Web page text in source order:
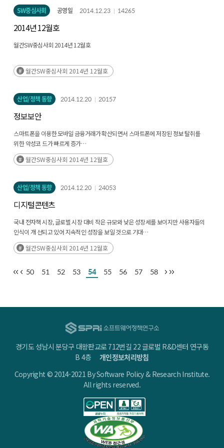
SW중심사회 공영일 2014.12.23 14265
2014년 12월호
월간SW중심사회 2014년 12월호
월간SW중심사회 2014년 12월호
산업/정책 동향 2014.12.20 20157
정보보안
스마트폰을 이용한 모바일 금융거래가 확산되면서 스마트폰에 저장된 정보 탈취를
위한 악성코 드가 빠르게 증가
특히, 사용자 비중이 높은 안드로이드 OS 사용자를 타깃으로 하는 악성코드가 급증
피해 예방을 위해 정식 OS 사용, 출처 불명의 링크 클릭 유의, 주기적인 모바일 백신
월간SW중심사회 2014년 12월호
산업/정책 동향 2014.12.20 24053
디지털콘텐츠
국내 전자책 시장, 글로벌 시장 대비 작은 규모와 낮은 성장세를 보이지만 사용자들의
인식이 개 선되고 있어 지속적인 성장을 보일 것으로 기대
글로벌 전자책 매출 비중은 2008년 1.2%에서 2014년 16%로 빠르게 성장하고
있으며 일부 선진 국은 20% 이상을 기록
등의 요인으 로 전자책에 대한 인식이 개선
월간SW중심사회 2014년 12월호
50 51 52 53 54 55 56 57 58
경기도 성남시 분당구 대왕판교로 712번길 22 글로벌 R&D센터 연구동
B 4층개인정보처리방침
Copyright © 2014-2021 By Software Policy & Research Institute.
All rights reserved.